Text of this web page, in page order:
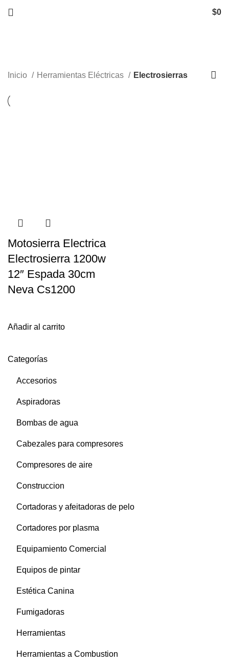
$0
Categorías
Accesorios
Aspiradoras
Bombas de agua
Cabezales para compresores
Compresores de aire
Construccion
Cortadoras y afeitadoras de pelo
Cortadores por plasma
Equipamiento Comercial
Equipos de pintar
Estética Canina
Fumigadoras
Herramientas
Herramientas a Combustion
Inicio Herramientas Eléctricas Electrosierras
Motosierra Electrica
Electrosierra 1200w
12″ Espada 30cm
Neva Cs1200
Añadir al carrito